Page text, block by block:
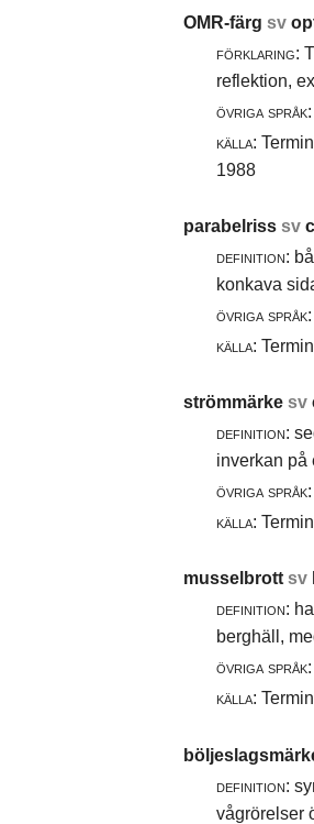
OMR-färg sv
förklaring:
reflektion,
övriga språk:
källa:
1988
parabelriss sv
definition:
konkava
övriga språk:
källa:
strömmärke sv
definition:
inverkan på
övriga språk:
källa:
musselbrottsv
definition:
berghäll,
övriga språk:
källa:
definition:
vågrörelser